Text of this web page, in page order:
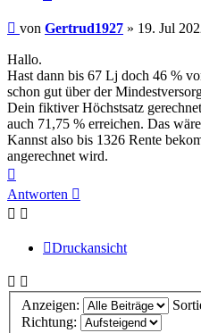
Beitrag
von Gertrud1927 » 19. Jul
Hallo.
Hast dann bis 67 Lj doch 46 %
schon gut über der
Dein fiktiver Höchstsatz
auch 71,75 % erreichen. Das
Kannst also bis 1326 Rente
angerechnet wird.
oben
Antworten
Druckansicht
Anzeigen:
Richtung: